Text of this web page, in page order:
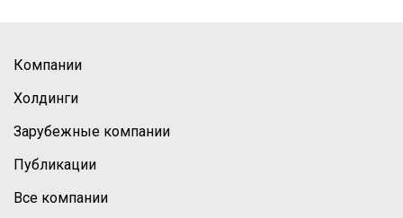
Компании
Холдинги
Зарубежные компании
Публикации
Все компании